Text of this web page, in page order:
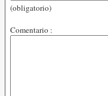
(obligatorio)
Comentario :